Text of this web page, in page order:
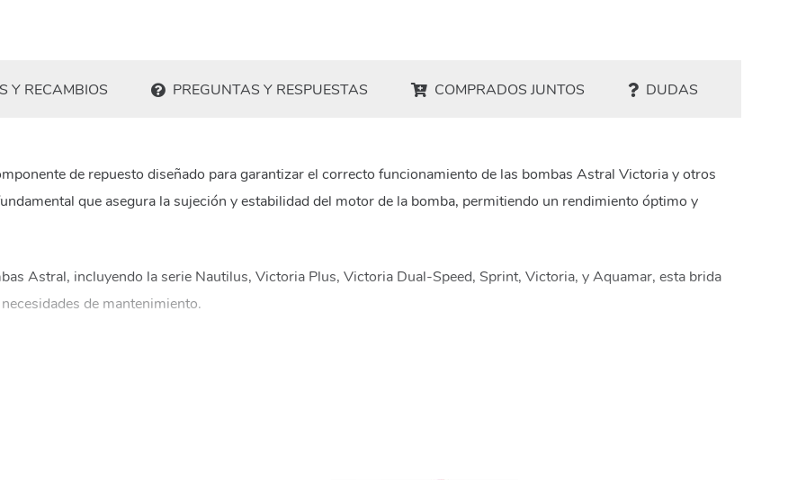
Y RECAMBIOS PREGUNTAS Y RESPUESTAS COMPRADOS JUNTOS DUDAS
de repuesto diseñado para garantizar el correcto funcionamiento de las bombas Astral Victoria y otros
que asegura la sujeción y estabilidad del motor de la bomba, permitiendo un rendimiento óptimo y
Astral, incluyendo la serie Nautilus, Victoria Plus, Victoria Dual-Speed, Sprint, Victoria, y Aquamar, esta brida
de mantenimiento.
y 0.04 m de altura, esta brida motor Astral Victoria es fácil de instalar y proporciona un ajuste preciso para
de 0.356 kg y peso neto de 0.356 kg aseguran una manipulación y transporte convenientes.
y lista para funcionar cuando más la necesites.